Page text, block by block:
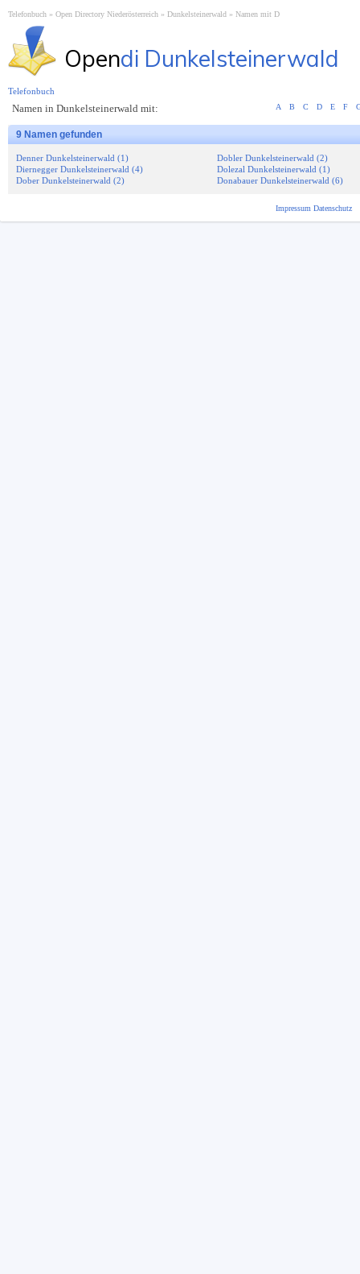
Telefonbuch Open Directory Niederösterreich Dunkelsteinerwald Namen mit D
Opendi Dunkelsteinerwald
Namen in Dunkelsteinerwald mit: A B C D E F
9 Namen gefunden
Denner Dunkelsteinerwald (1)
Diernegger Dunkelsteinerwald (4)
Dober Dunkelsteinerwald (2)
Dobler Dunkelsteinerwald (2)
Dolezal Dunkelsteinerwald (1)
Donabauer Dunkelsteinerwald (6)
Telefonbuch
Impressum Datenschutz